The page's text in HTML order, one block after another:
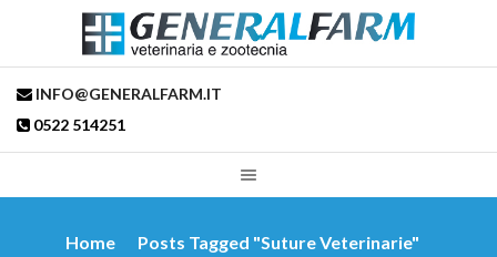
INFO@GENERALFARM.IT
0522 514251
Home Posts Tagged "suture Veterinarie"